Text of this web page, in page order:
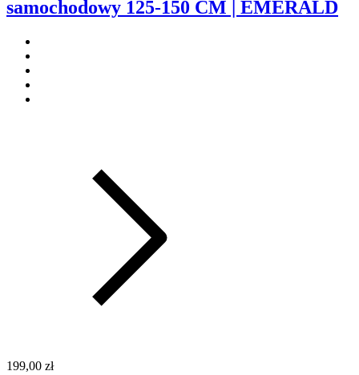
samochodowy 125-150 CM | EMERALD
199,00 zł